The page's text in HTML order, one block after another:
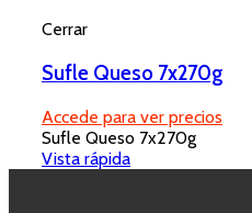
Cerrar
Sufle Queso 7x270g
Accede para ver precios
Sufle Queso 7x270g
Vista rápida